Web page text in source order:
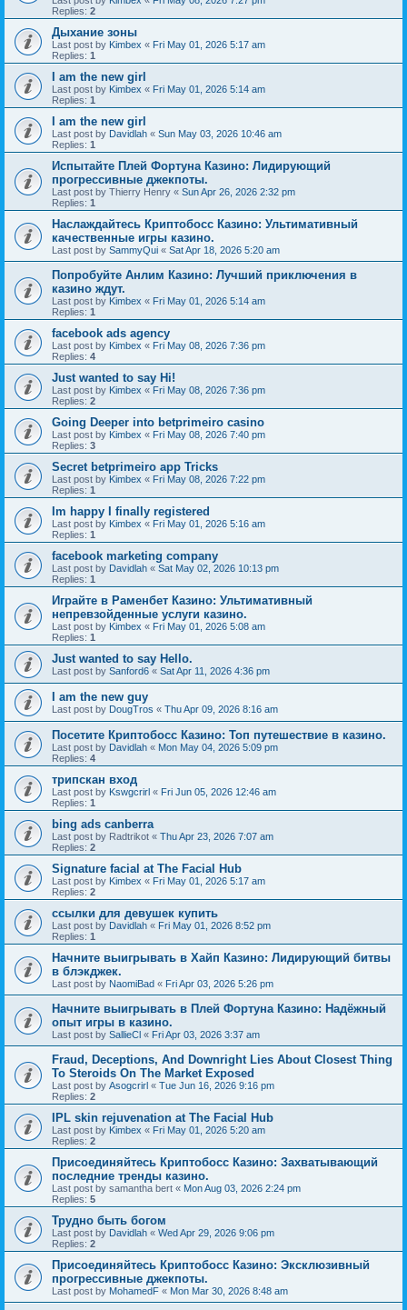
Replies: 2
Дыхание зоны
Last post by Kimbex « Fri May 01, 2026 5:17 am
Replies: 1
I am the new girl
Last post by Kimbex « Fri May 01, 2026 5:14 am
Replies: 1
I am the new girl
Last post by Davidlah « Sun May 03, 2026 10:46 am
Replies: 1
Испытайте Плей Фортуна Казино: Лидирующий
прогрессивные джекпоты.
Last post by Thierry Henry « Sun Apr 26, 2026 2:32 pm
Replies: 1
Наслаждайтесь Криптобосс Казино: Ультимативный
качественные игры казино.
Last post by SammyQui « Sat Apr 18, 2026 5:20 am
Попробуйте Анлим Казино: Лучший приключения в
казино ждут.
Last post by Kimbex « Fri May 01, 2026 5:14 am
Replies: 1
facebook ads agency
Last post by Kimbex « Fri May 08, 2026 7:36 pm
Replies: 4
Just wanted to say Hi!
Last post by Kimbex « Fri May 08, 2026 7:36 pm
Replies: 2
Going Deeper into betprimeiro casino
Last post by Kimbex « Fri May 08, 2026 7:40 pm
Replies: 3
Secret betprimeiro app Tricks
Last post by Kimbex « Fri May 08, 2026 7:22 pm
Replies: 1
Im happy I finally registered
Last post by Kimbex « Fri May 01, 2026 5:16 am
Replies: 1
facebook marketing company
Last post by Davidlah « Sat May 02, 2026 10:13 pm
Replies: 1
Играйте в Раменбет Казино: Ультимативный
непревзойденные услуги казино.
Last post by Kimbex « Fri May 01, 2026 5:08 am
Replies: 1
Just wanted to say Hello.
Last post by Sanford6 « Sat Apr 11, 2026 4:36 pm
I am the new guy
Last post by DougTros « Thu Apr 09, 2026 8:16 am
Посетите Криптобосс Казино: Топ путешествие в казино.
Last post by Davidlah « Mon May 04, 2026 5:09 pm
Replies: 4
трипскан вход
Last post by Kswgcrirl « Fri Jun 05, 2026 12:46 am
Replies: 1
bing ads canberra
Last post by Radtrikot « Thu Apr 23, 2026 7:07 am
Replies: 2
Signature facial at The Facial Hub
Last post by Kimbex « Fri May 01, 2026 5:17 am
Replies: 2
ссылки для девушек купить
Last post by Davidlah « Fri May 01, 2026 8:52 pm
Replies: 1
Начните выигрывать в Хайп Казино: Лидирующий битвы
в блэкджек.
Last post by NaomiBad « Fri Apr 03, 2026 5:26 pm
Начните выигрывать в Плей Фортуна Казино: Надёжный
опыт игры в казино.
Last post by SallieCl « Fri Apr 03, 2026 3:37 am
Fraud, Deceptions, And Downright Lies About Closest Thing
To Steroids On The Market Exposed
Last post by Asogcrirl « Tue Jun 16, 2026 9:16 pm
Replies: 2
IPL skin rejuvenation at The Facial Hub
Last post by Kimbex « Fri May 01, 2026 5:20 am
Replies: 2
Присоединяйтесь Криптобосс Казино: Захватывающий
последние тренды казино.
Last post by samantha bert « Mon Aug 03, 2026 2:24 pm
Replies: 5
Трудно быть богом
Last post by Davidlah « Wed Apr 29, 2026 9:06 pm
Replies: 2
Присоединяйтесь Криптобосс Казино: Эксклюзивный
прогрессивные джекпоты.
Last post by MohamedF « Mon Mar 30, 2026 8:48 am